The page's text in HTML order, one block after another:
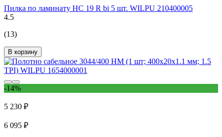
Пилка по ламинату HC 19 R bi 5 шт. WILPU 210400005
4.5
(13)
В корзину
-14%
5 230 ₽
6 095 ₽